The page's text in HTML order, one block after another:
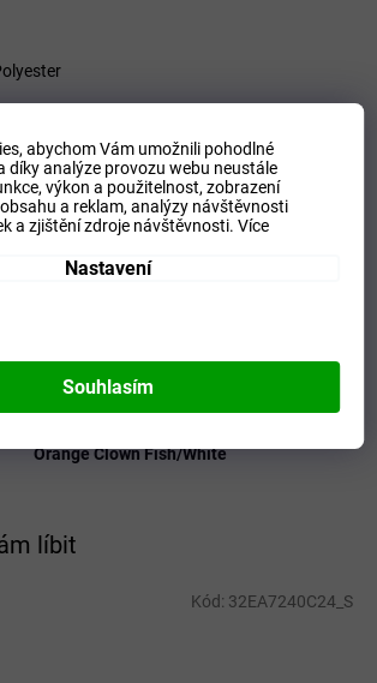
abychom Vám umožnili pohodlné
díky analýze provozu webu neustále
výkon a použitelnost,zobrazení
a reklam, analýzy návštěvnosti
a zjištění zdroje návštěvnosti.Více
Nastavení
Souhlasím
líbit
Kód: 32EA7240C24_S
Zvolte variantu
Trika
Running
Orange Clown Fish/White